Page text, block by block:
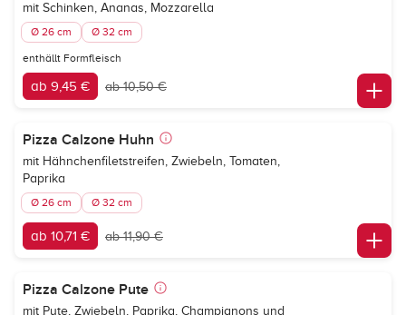
mit Schinken, Ananas, Mozzarella
Ø 26 cm Ø 32 cm
enthällt Formfleisch
ab 9,45 € ab 10,50 €
Pizza Calzone Huhn
mit Hähnchenfiletstreifen, Zwiebeln, Tomaten,
Paprika
Ø 26 cm Ø 32 cm
ab 10,71 € ab 11,90 €
Pizza Calzone Pute
mit Pute, Zwiebeln, Paprika, Champignons und